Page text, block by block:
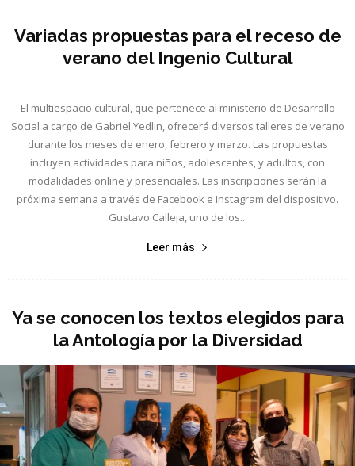
Variadas propuestas para el receso de
verano del Ingenio Cultural
El multiespacio cultural, que pertenece al ministerio de Desarrollo
Social a cargo de Gabriel Yedlin, ofrecerá diversos talleres de verano
durante los meses de enero, febrero y marzo. Las propuestas
incluyen actividades para niños, adolescentes, y adultos, con
modalidades online y presenciales. Las inscripciones serán la
próxima semana a través de Facebook e Instagram del dispositivo.
Gustavo Calleja, uno de los...
Leer más
Ya se conocen los textos elegidos para
la Antología por la Diversidad